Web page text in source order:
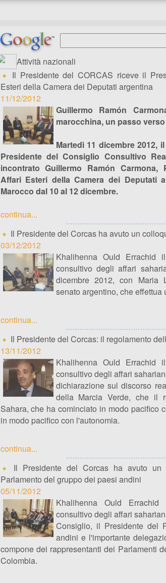
Attività nazionali
Il Presidente del CORCAS riceve il
Esteri della Camera dei Deputati argentina
11/12/2012
Guillermo Ramón
marocchina, un passo
Martedì 11 dicembre 2012,
Presidente del Consiglio Consultivo
incontrato Guillermo Ramón Carmona,
Affari Esteri della Camera dei Deputati
Marocco dal 10 al 12 dicembre.
continua...
Il Presidente del Corcas ha avuto un
03/12/2012
Khalihenna Ould Errachid
consultivo degli affari
dicembre 2012, con Maria
senato argentino, che
continua...
Il Presidente del Corcas: il regolamento
13/11/2012
Khalihenna Ould Errachid
consultivo degli affari
dichiarazione sul discorso
della Marcia Verde, che il
Sahara, che ha cominciato in modo pacifico
in modo pacifico con l'autonomia.
continua...
Il Presidente del Corcas ha avuto
Parlamento del gruppo dei paesi andini
05/11/2012
Khalihenna Ould
consultivo degli affari
Consiglio, il Presidente del
andini e l'importante
compone dei rappresentanti dei Parlamenti
Colombia.